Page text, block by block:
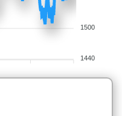
1500
1440